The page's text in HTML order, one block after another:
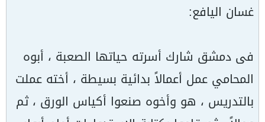
غسان اليافع:
فى دمشق شارك أسرته حياتها الصعبة ، أبوه
المحامي عمل أعمالاً بدائية بسيطة ، أخته عملت
بالتدريس ، هو وأخوه صنعوا أكياس الورق ، ثم